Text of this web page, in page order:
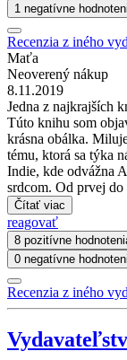
1 negatívne
Recenzia z iného
Maťa
Neoverený nákup
8.11.2019
Jedna z najkrajších
Túto knihu som
krásna obálka.
tému, ktorá sa týka
Indie, kde odvážna
srdcom. Od prvej
Čítať viac
reagovať
8 pozitívne
0 negatívne
Recenzia z iného